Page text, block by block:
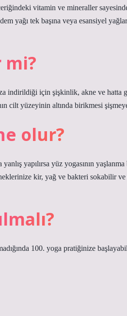
vitamin ve mineraller
yağı tek başına veya esansiyel
mi?
indirildiği için şişkinlik, akne ve hatta
cilt yüzeyinin altında birikmesi
olur?
yapılırsa yüz yogasının
kir, yağ ve bakteri sokabilir ve
100. yoga pratiğinize